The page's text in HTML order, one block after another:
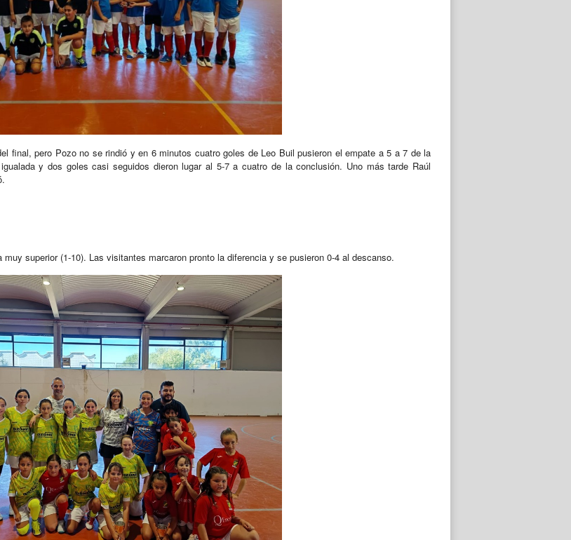
final, pero Pozo no se rindió y en 6 minutos cuatro goles de Leo Buil pusieron el empate a 5 a 7 de la
y dos goles casi seguidos dieron lugar al 5-7 a cuatro de la conclusión. Uno más tarde Raúl
superior (1-10). Las visitantes marcaron pronto la diferencia y se pusieron 0-4 al descanso.